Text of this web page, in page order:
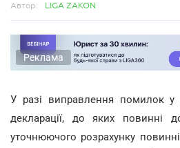
Автор: LIGA ZAKON
Реклама
У разі виправлення помилок у
декларації, до яких повинні
уточнюючого розрахунку